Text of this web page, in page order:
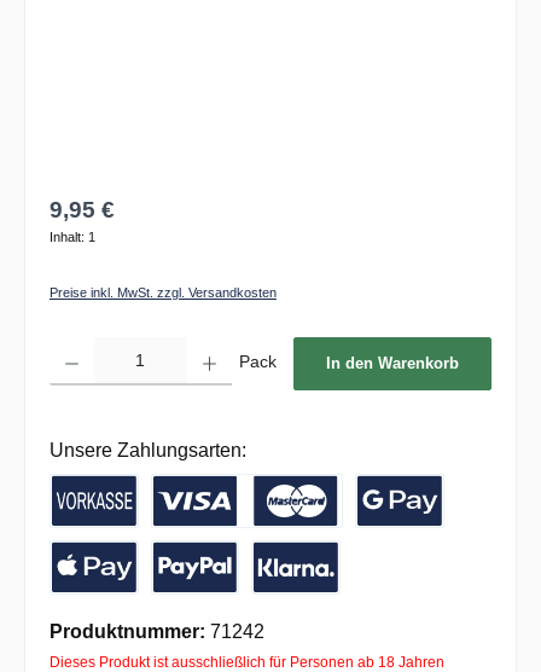
9,95 €
Inhalt: 1
Preise inkl. MwSt. zzgl. Versandkosten
Pack In den Warenkorb
Unsere Zahlungsarten:
Vorkasse / Banküberweisung
Kreditkarte
Produktnummer: 71242
Dieses Produkt ist ausschließlich für Personen ab 18 Jahren